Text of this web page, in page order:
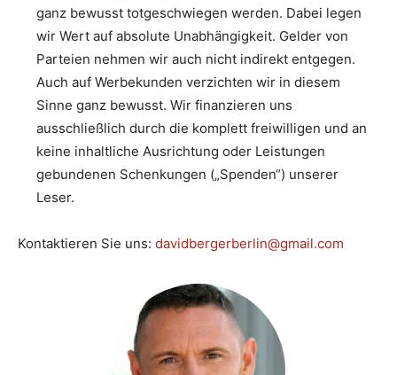
ganz bewusst totgeschwiegen werden. Dabei legen
wir Wert auf absolute Unabhängigkeit. Gelder von
Parteien nehmen wir auch nicht indirekt entgegen.
Auch auf Werbekunden verzichten wir in diesem
Sinne ganz bewusst. Wir finanzieren uns
ausschließlich durch die komplett freiwilligen und an
keine inhaltliche Ausrichtung oder Leistungen
gebundenen Schenkungen („Spenden“) unserer
Leser.
Kontaktieren Sie uns: davidbergerberlin@gmail.com